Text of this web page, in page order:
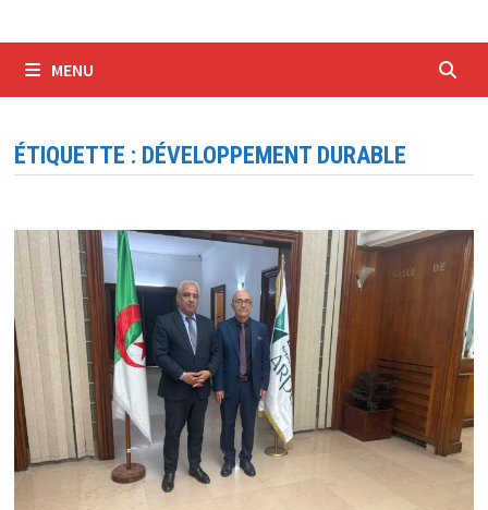
MENU
ÉTIQUETTE : DÉVELOPPEMENT DURABLE